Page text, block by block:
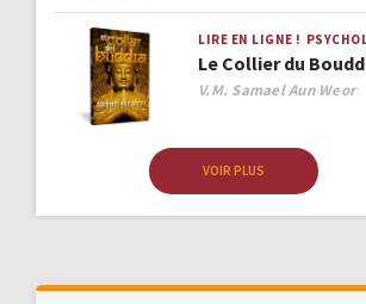
LIRE EN LIGNE !
Le Collier du
Author
V.M. Samael Aun Weor
VOIR PLUS